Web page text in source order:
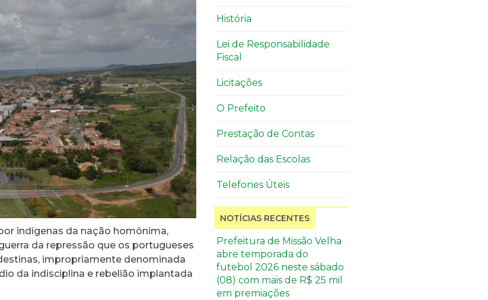
indígenas da nação homônima,
da repressão que os portugueses
impropriamente denominada
da indisciplina e rebelião implantada
História
Lei de Responsabilidade
Fiscal
Licitações
O Prefeito
Prestação de Contas
Relação das Escolas
Telefones Úteis
NOTÍCIAS RECENTES
Prefeitura de Missão Velha
abre temporada do
futebol 2026 neste sábado
(08) com mais de R$ 25 mil
em premiações